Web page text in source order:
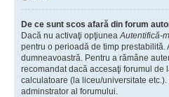
De ce sunt scos afară din forum
Dacă nu activaţi opţiuneaAutentifică-
pentru o perioadă de timp
dumneavoastră. Pentru a rămâne
recomandat dacă accesaţi forumul de
calculatoare (la liceu/universitate
adminstrator al forumului.